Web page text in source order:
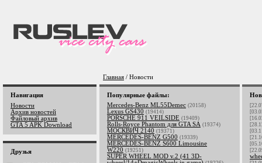
Главная / Новости
Навигация
Новости
Архив новостей
Файловый архив
GTA 5 APK Download
Друзья
Популярные файлы:
Mercedes-Benz ML55Demec (20158)
Lexus GS430 (19414)
PORSCHE 911 VEILSIDE (19409)
Rolls-Royce Phantom для GTA SA (19374)
МОСКВИЧ 2140 (19371)
MERCEDES-BENZ G500 (19339)
MERCEDES-BENZ S600 Limousine
W220 (19251)
SUPER WHEEL MOD v.2 (41 3D-